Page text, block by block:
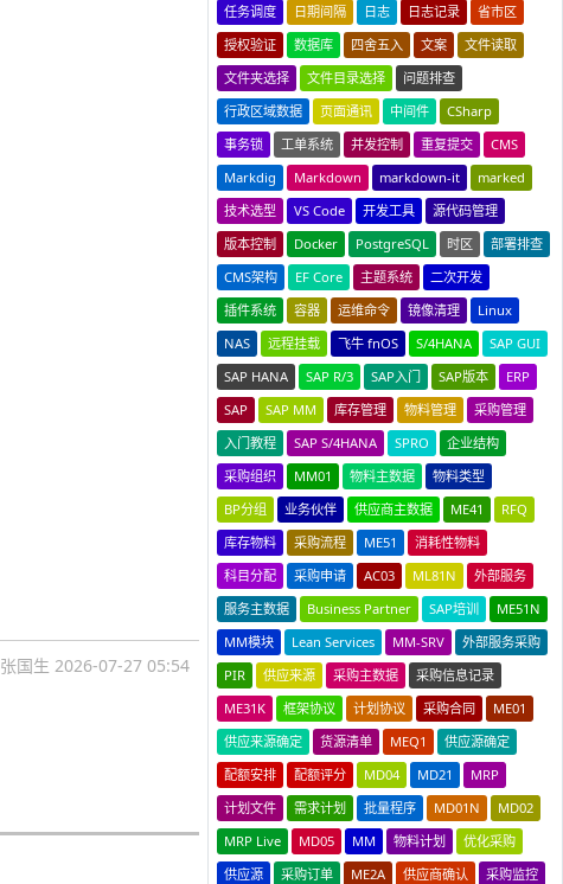
张国生 2026-07-27 05:54
任务调度
日期间隔 日志 日志记录
省市区
授权验证
数据库 四舍五入 文案
文件读取
文件夹选择
文件目录选择
问题排查
行政区域数据
页面通讯 中间件
CSharp
事务锁
工单系统 并发控制 重复提交
CMS
Markdig
Markdown markdown-it
marked
技术选型
VS Code 开发工具
源代码管理
版本控制
Docker PostgreSQL 时区
部署排查
CMS架构
EF Core 主题系统
二次开发
插件系统
容器 运维命令 镜像清理
Linux
NAS
远程挂载 飞牛 fnOS S/4HANA
SAP GUI
SAP HANA
SAP R/3 SAP入门 SAP版本
ERP
SAP
SAP MM 库存管理 物料管理
采购管理
入门教程
SAP S/4HANA SPRO
企业结构
采购组织
MM01 物料主数据
物料类型
BP分组
业务伙伴 供应商主数据 ME41
RFQ
库存物料
采购流程 ME51
消耗性物料
科目分配
采购申请 AC03 ML81N
外部服务
服务主数据
Business Partner SAP培训
ME51N
MM模块
Lean Services MM-SRV
外部服务采购
PIR
供应来源 采购主数据
采购信息记录
ME31K
框架协议 计划协议 采购合同
ME01
供应来源确定
货源清单 MEQ1
供应源确定
配额安排
配额评分 MD04 MD21
MRP
计划文件
需求计划 批量程序 MD01N
MD02
MRP Live
MD05 MM 物料计划
优化采购
供应源
采购订单 ME2A 供应商确认
采购监控